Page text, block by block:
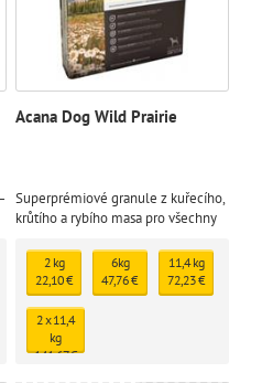
Acana Dog Wild Prairie
Superprémiové granule z kuřecího,
krůtího a rybího masa pro všechny
2 kg
22,10 €
6kg
47,76 €
11,4 kg
72,23 €
2 x 11,4
kg
141,67 €